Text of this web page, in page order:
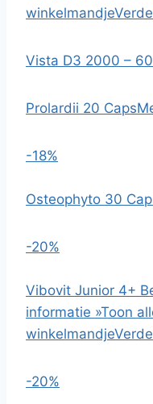
winkelmandje
Vista D3 2000 –
Prolardii 20 Caps
-18%
Osteophyto 30
-20%
Vibovit Junior 4+
informatie »Toon
winkelmandje
-20%